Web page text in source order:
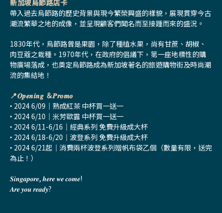
新加坡烏節路店卡
帶入過去烏節路的歷史背景與現今繁榮興盛的樣貌，展現貫穿今古
潮流繁華之地的成像，並呈現顧客們聞名而至接踵而來的盛況。
1830年代，烏節路曾是果園，除了種植水果，尚有甘蔗、胡椒、
肉豆蔻之栽種。1970年代，在政府的倡議下，第一座地標性的購
物廣場落成，也奠定烏節路成為新加坡著名的旅遊購物街及時尚潮
流的集結地！
📍𝑶𝒑𝒆𝒏𝒊𝒏𝒈 ＆𝑷𝒓𝒐𝒎𝒐
‣ 2024 6/09｜熟成紅茶 中杯買一送一
‣ 2024 6/10｜米芳歐露 中杯買一送一
‣ 2024 6/11-6/16｜經典系列 免費升級成大杯
‣ 2024 6/18-6/20｜波登系列 免費升級成大杯
‣ 2024 6/21起｜消費兩杯波登系列贈帆布袋乙個（數量有限，送完
為止！）
𝑺𝒊𝒏𝒈𝒂𝒑𝒐𝒓𝒆, 𝒉𝒆𝒓𝒆 𝒘𝒆 𝒄𝒐𝒎𝒆!
𝑨𝒓𝒆 𝒚𝒐𝒖 𝒓𝒆𝒂𝒅𝒚?